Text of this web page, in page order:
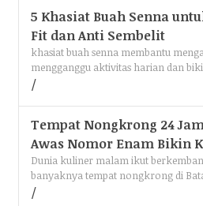
5 Khasiat Buah Senna
Fit dan Anti Sembelit
khasiat buah senna membantu
mengganggu aktivitas harian dan
Tempat Nongkrong 24
Awas Nomor Enam Bikin
Dunia kuliner malam ikut
banyaknya tempat nongkrong di